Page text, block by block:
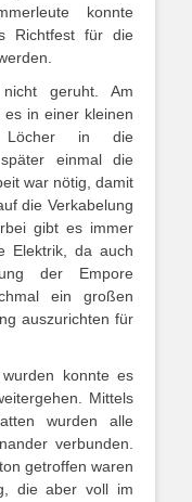
konnte
Richtfest für die
geruht. Am
in einer kleinen
Löcher in die
einmal die
war nötig, damit
die Verkabelung
gibt es immer
Elektrik, da auch
der Empore
ein großen
auszurichten für
konnte es
Mittels
wurden alle
verbunden.
getroffen waren
die aber voll im